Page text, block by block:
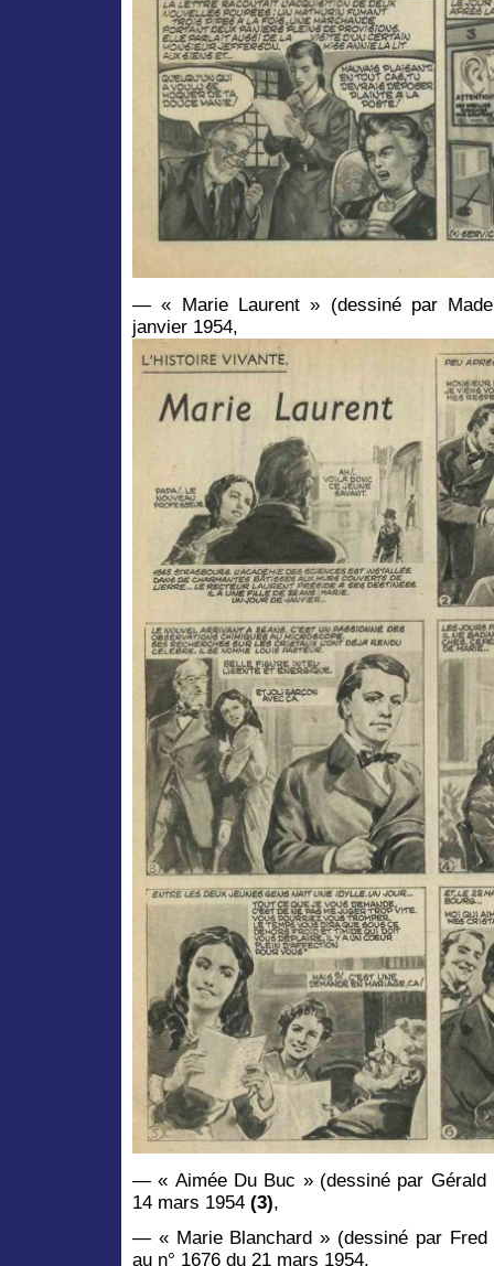
— « Marie Laurent » (dessiné par
janvier 1954,
— « Aimée Du Buc » (dessiné par Gérald
14 mars 1954 (3),
— « Marie Blanchard » (dessiné par Fred
au n° 1676 du 21 mars 1954.